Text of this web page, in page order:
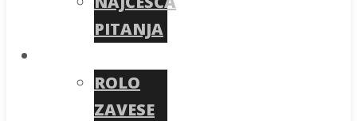
PITANJA
ROLO
ZAVESE